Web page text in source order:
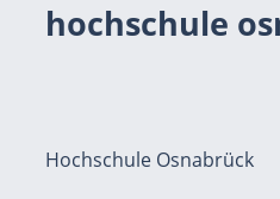
hochschule
Hochschule Osnabrück